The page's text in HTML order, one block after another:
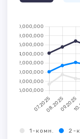
1-комн. 2-